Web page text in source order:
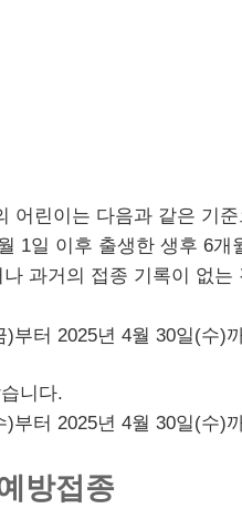
어린이는 다음과 같은 기
1일 이후 출생한 생후 6
과거의 접종 기록이 없는
)부터 2025년 4월 30일(수)
니다.
)부터 2025년 4월 30일(수)
방접종